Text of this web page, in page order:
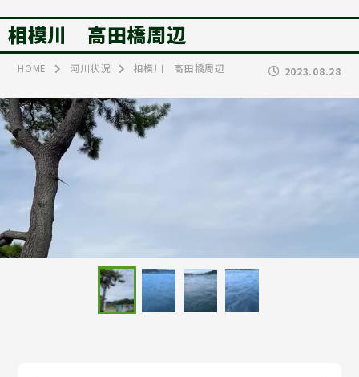
相模川 高田橋周辺
HOME 河川状況 相模川 高田橋周辺 2023.08.28